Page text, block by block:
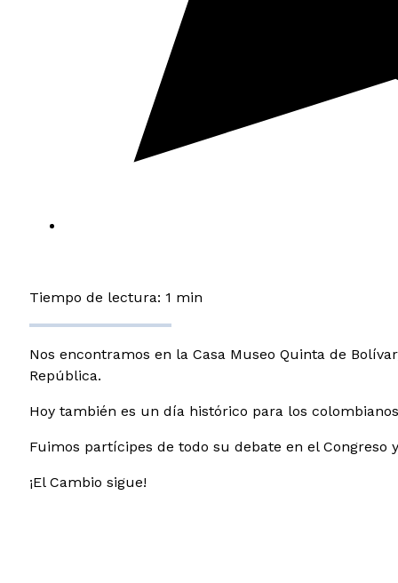
Tiempo de lectura: 1 min
Nos encontramos en la Casa Museo Quinta de
República.
Hoy también es un día histórico para los
Fuimos partícipes de todo su debate en el
¡El Cambio sigue!